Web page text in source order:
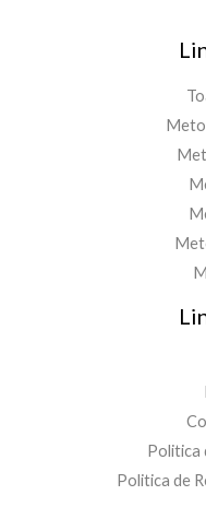
Politica
Politica de